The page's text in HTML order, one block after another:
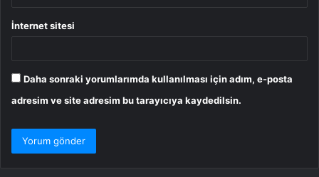
İnternet sitesi
Daha sonraki yorumlarımda kullanılması için adım, e-posta
adresim ve site adresim bu tarayıcıya kaydedilsin.